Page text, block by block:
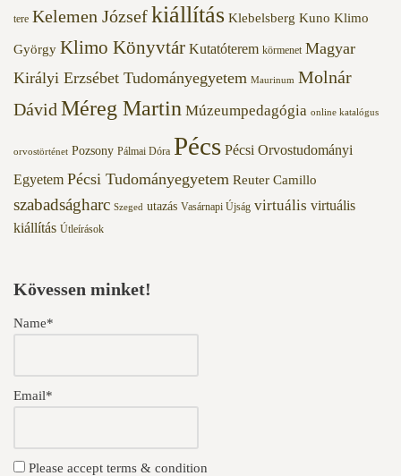
tere Kelemen Józsefkiállítás Klebelsberg Kuno Klimo
György Klimo Könyvtár Kutatóterem körmenet Magyar
Királyi Erzsébet Tudományegyetem Maurinum Molnár
Dávid Méreg Martin Múzeumpedagógia online katalógus
orvostörténet Pozsony Pálmai Dóra Pécs Pécsi Orvostudományi
Egyetem Pécsi Tudományegyetem Reuter Camillo
szabadságharc Szeged utazás Vasárnapi Újság virtuális virtuális
kiállítás Útleírások
Kövessen minket!
Name*
Email*
Please accept terms & condition